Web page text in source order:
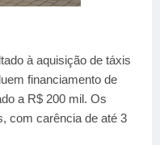
à aquisição de táxis
financiamento de
a R$ 200 mil. Os
com carência de até 3